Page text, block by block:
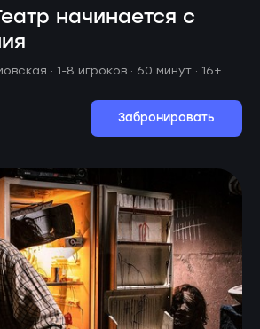
начинается с
· 1-8 игроков · 60 минут · 16+
Забронировать